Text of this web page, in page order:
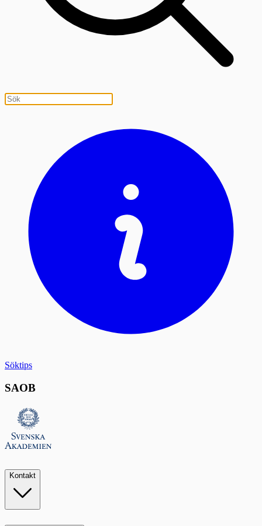
Söktips
SAOB
Kontakt